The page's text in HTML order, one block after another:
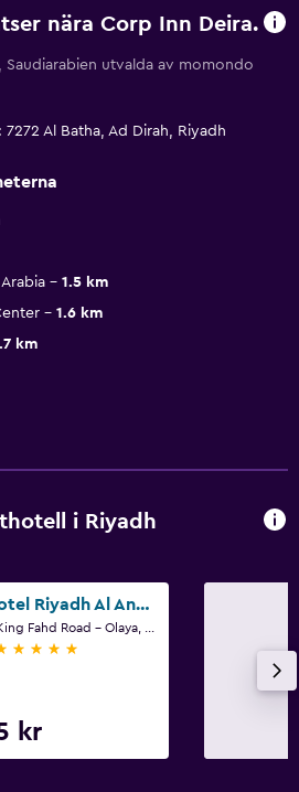
nära Corp Inn Deira.
Saudiarabien utvalda av momondo
Al Batha, Ad Dirah, Riyadh
1.5 km
1.6 km
km
i Riyadh
Novotel Riyadh Al Anoud
stjärnor
kr